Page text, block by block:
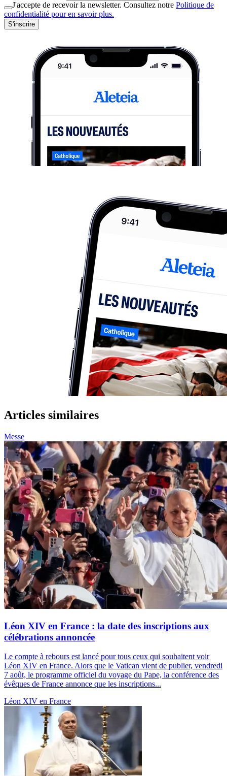
J'accepte de recevoir la newsletter. Consultez notre Politique de
confidentialité pour en savoir plus.
S'inscrire
Articles similaires
Messe
Léon XIV en France : la date des inscriptions aux
célébrations annoncée
Le compte à rebours est lancé pour tous ceux qui souhaitent voir
Léon XIV en France. Alors que le Vatican vient de publier, vendredi
7 août, le programme officiel du voyage du Pape, la conférence des
évêques de France annonce que les inscriptions...
Léon XIV en France